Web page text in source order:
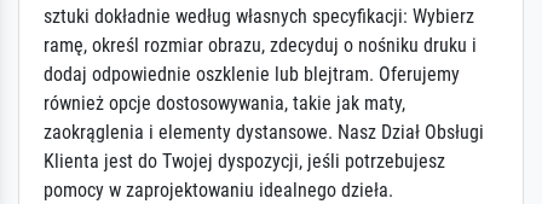
sztuki dokładnie według własnych specyfikacji: Wybierz
ramę, określ rozmiar obrazu, zdecyduj o nośniku druku i
dodaj odpowiednie oszklenie lub blejtram. Oferujemy
również opcje dostosowywania, takie jak maty,
zaokrąglenia i elementy dystansowe. Nasz Dział Obsługi
Klienta jest do Twojej dyspozycji, jeśli potrzebujesz
pomocy w zaprojektowaniu idealnego dzieła.